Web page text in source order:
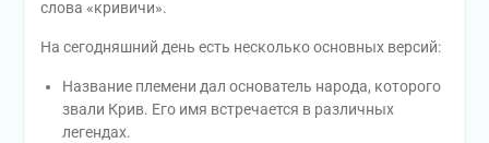
слова «кривичи».
На сегодняшний день есть несколько основных версий:
Название племени дал основатель народа, которого
звали Крив. Его имя встречается в различных
легендах.